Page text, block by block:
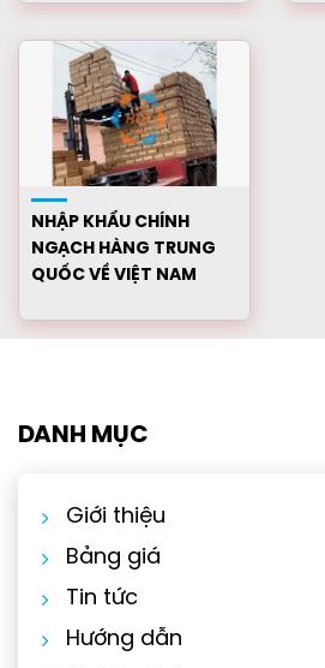
DANH MỤC
Giới thiệu
Bảng giá
Tin tức
Hướng dẫn
NHẬP KHẨU CHÍNH
NGẠCH HÀNG TRUNG
QUỐC VỀ VIỆT NAM